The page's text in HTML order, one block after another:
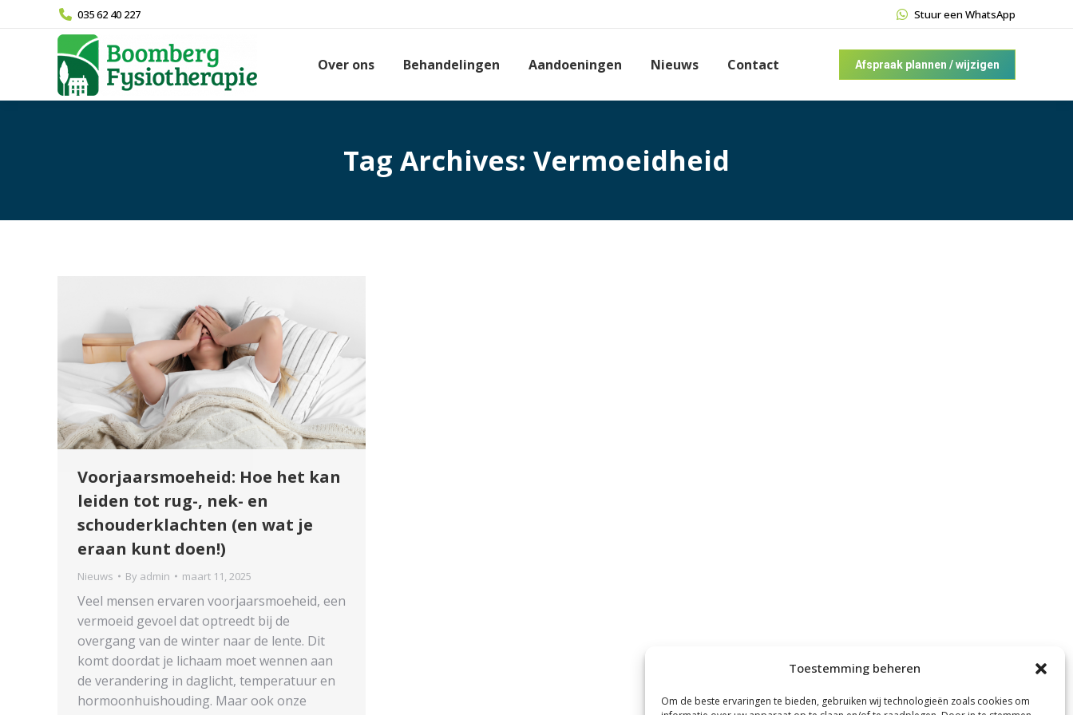
Toestemming beheren
Om de beste ervaringen te bieden, gebruiken wij technologieën zoals cookies om
035 62 40 227 Stuur een WhatsApp
Over ons Behandelingen Aandoeningen Nieuws Contact Afspraak plannen / wijzigen
Tag Archives: Vermoeidheid
Voorjaarsmoeheid: Hoe het kan
leiden tot rug-, nek- en
schouderklachten (en wat je
eraan kunt doen!)
Nieuws By admin maart 11, 2025
Veel mensen ervaren voorjaarsmoeheid, een
vermoeid gevoel dat optreedt bij de
overgang van de winter naar de lente. Dit
komt doordat je lichaam moet wennen aan
de verandering in daglicht, temperatuur en
hormoonhuishouding. Maar ook onze